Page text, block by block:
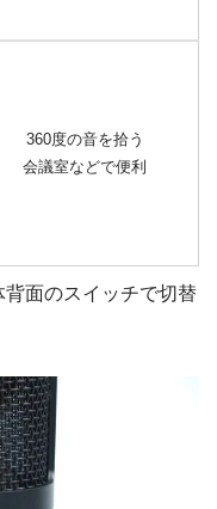
360度の音を拾う
会議室などで便利
面のスイッチで切替